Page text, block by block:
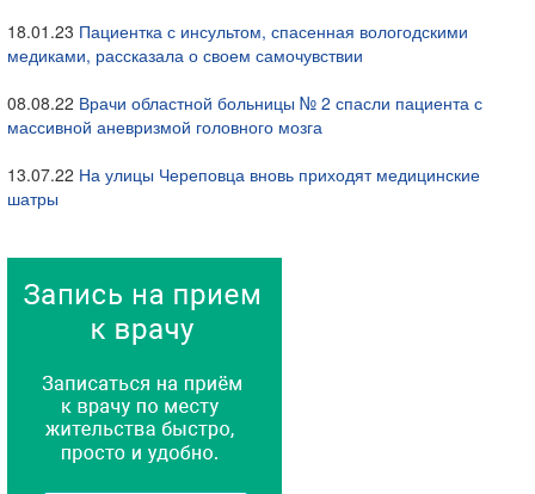
18.01.23 Пациентка с инсультом, спасенная вологодскими
медиками, рассказала о своем самочувствии
08.08.22 Врачи областной больницы № 2 спасли пациента с
массивной аневризмой головного мозга
13.07.22 На улицы Череповца вновь приходят медицинские
шатры